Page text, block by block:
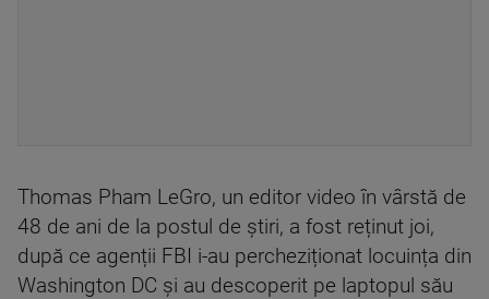
Thomas Pham LeGro, un editor video în vârstă de
48 de ani de la postul de știri, a fost reținut joi,
după ce agenții FBI i-au percheziționat locuința din
Washington DC și au descoperit pe laptopul său